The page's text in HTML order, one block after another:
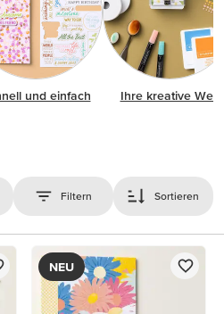
und einfach Ihre kreative Welt
Filtern Sortieren
NEU